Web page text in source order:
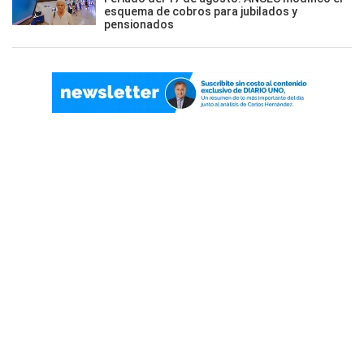
esquema de cobros para jubilados y
pensionados